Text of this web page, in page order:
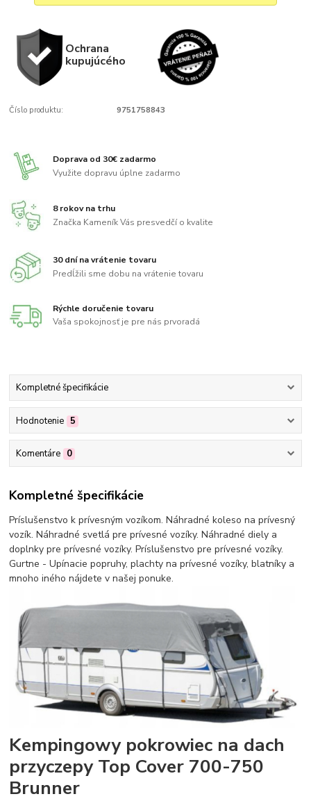
Ochrana
kupujúcého
Číslo produktu: 9751758843
Doprava od 30€ zadarmo
Využite dopravu úplne zadarmo
8 rokov na trhu
Značka Kameník Vás presvedčí o kvalite
30 dní na vrátenie tovaru
Predĺžili sme dobu na vrátenie tovaru
Rýchle doručenie tovaru
Vaša spokojnosť je pre nás prvoradá
Kompletné špecifikácie
Hodnotenie 5
Komentáre 0
Kompletné špecifikácie
Príslušenstvo k prívesným vozíkom. Náhradné koleso na prívesný
vozík. Náhradné svetlá pre prívesné vozíky. Náhradné diely a
doplnky pre prívesné vozíky. Príslušenstvo pre prívesné vozíky.
Gurtne - Upínacie popruhy, plachty na prívesné vozíky, blatníky a
mnoho iného nájdete v našej ponuke.
Kempingowy pokrowiec na dach
przyczepy Top Cover 700-750
Brunner